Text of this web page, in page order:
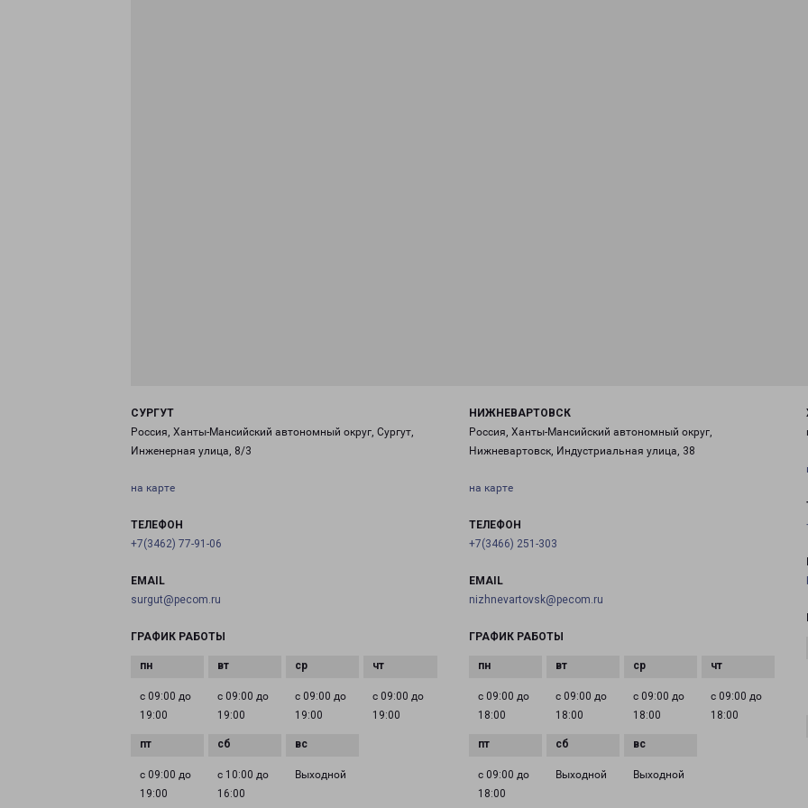
СУРГУТ
Россия, Ханты-Мансийский автономный округ, Сургут,
Инженерная улица, 8/3
на карте
ТЕЛЕФОН
+7(3462) 77-91-06
EMAIL
surgut@pecom.ru
ГРАФИК РАБОТЫ
с 09:00 до
19:00
с 09:00 до
19:00
с 09:00 до
19:00
с 09:00 до
19:00
с 09:00 до
19:00
с 10:00 до
16:00
Выходной
НИЖНЕВАРТОВСК
Россия, Ханты-Мансийский автономный округ,
Нижневартовск, Индустриальная улица, 38
на карте
ТЕЛЕФОН
+7(3466) 251-303
EMAIL
nizhnevartovsk@pecom.ru
ГРАФИК РАБОТЫ
с 09:00 до
18:00
с 09:00 до
18:00
с 09:00 до
18:00
с 09:00 до
18:00
с 09:00 до
18:00
Выходной Выходной